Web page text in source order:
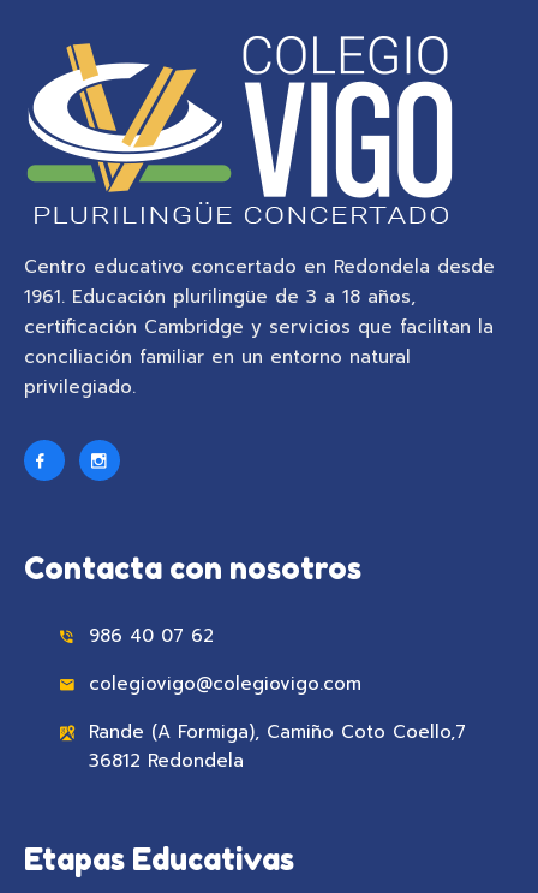
Centro educativo concertado en Redondela desde
1961. Educación plurilingüe de 3 a 18 años,
certificación Cambridge y servicios que facilitan la
conciliación familiar en un entorno natural
privilegiado.
Contacta con nosotros
986 40 07 62
colegiovigo@colegiovigo.com
Rande (A Formiga), Camiño Coto Coello,7
36812 Redondela
Etapas Educativas